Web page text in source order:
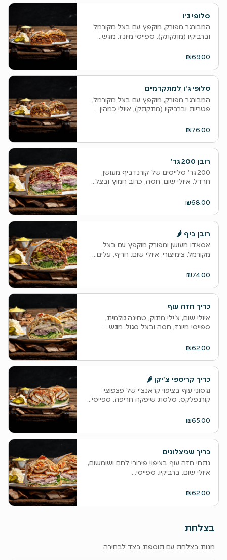
סלופי ג׳ו
המבורגר מפורק, מוקפץ עם בצל מקורמל
וברביקיו (מתקתק), ספייסי מיונז. מוגש...
₪69.00
סלופי ג׳ו למתקדמים
המבורגר מפורק, מוקפץ עם בצל מקורמל,
פטריות וברביקיו (מתקתק), איולי כמהין....
₪76.00
‫רובן 200 גר'
200 גר׳ סלייסים של קורנדביף מעושן,
חרדל, איולי שום, חסה, כרוב חמוץ ובצל...
₪68.00
רובן ביף 🌶
אסאדו מעושן ומפורק מוקפץ עם בצל
מקורמל, צימיצורי, איולי שום, חריף, עלים...
₪74.00
כריך חזה עוף
איולי שום, צ'ילי מתוק, טחינה גולמית,
ספייסי מיונז, חסה ובצל סגול. מוגש...
₪62.00
כריך קריספי צ'יקן 🌶
נגסוני עוף בציפוי קראנצ׳י של פצפוצי
קורנפלקס, סלסת שיפקה חריפה, ספייסי...
₪65.00
כריך שניצלונים
נתחי חזה עוף בציפוי פירורי לחם ושומשום,
איולי שום, ברביקיו, ספייסי...
₪62.00
בצלחת
מנות בצלחת עם תוספת בצד לבחירה